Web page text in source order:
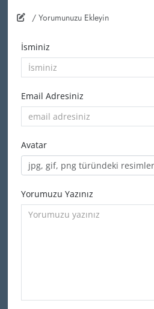
/ Yorumunuzu Ekleyin
İsminiz
Email Adresiniz
Avatar
jpg, gif, png türündeki
Yorumuzu Yazınız